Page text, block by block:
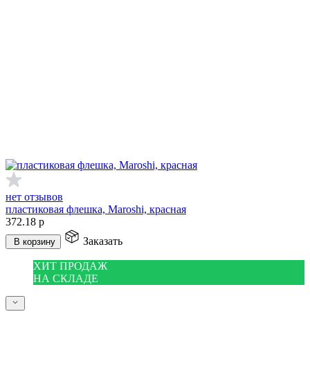
нет отзывов
пластиковая флешка, Maroshi, красная
372.18 р
В корзину Заказать
ХИТ ПРОДАЖ
НА СКЛАДЕ